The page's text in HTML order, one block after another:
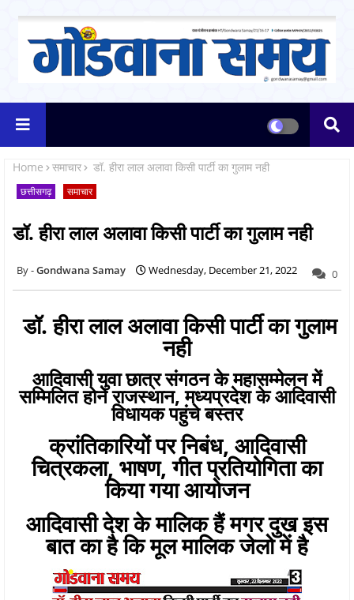
Home समाचार डॉ. हीरा लाल अलावा किसी पार्टी का गुलाम नही
छत्तीसगढ़ समाचार
डॉ. हीरा लाल अलावा किसी पार्टी का गुलाम नही
Gondwana Samay Wednesday, December 21, 2022 0
डॉ. हीरा लाल अलावा किसी पार्टी का गुलाम
नही
आदिवासी युवा छात्र संगठन के महासम्मेलन में
सम्मिलित होने राजस्थान, मध्यप्रदेश के आदिवासी
विधायक पहुंचे बस्तर
क्रांतिकारियों पर निबंध, आदिवासी
चित्रकला, भाषण, गीत प्रतियोगिता का
किया गया आयोजन
आदिवासी देश के मालिक हैं मगर दुख इस
बात का है कि मूल मालिक जेलो में है